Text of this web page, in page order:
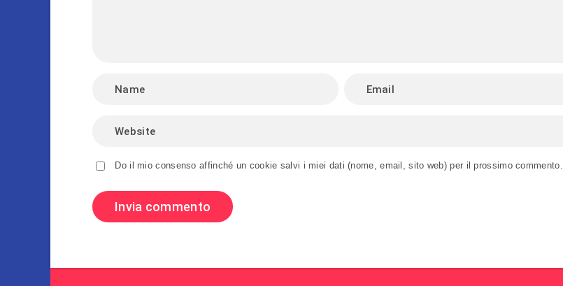
Do il mio consenso affinché un cookie salvi i miei dati (nome, email, sito web) per il prossimo commento.